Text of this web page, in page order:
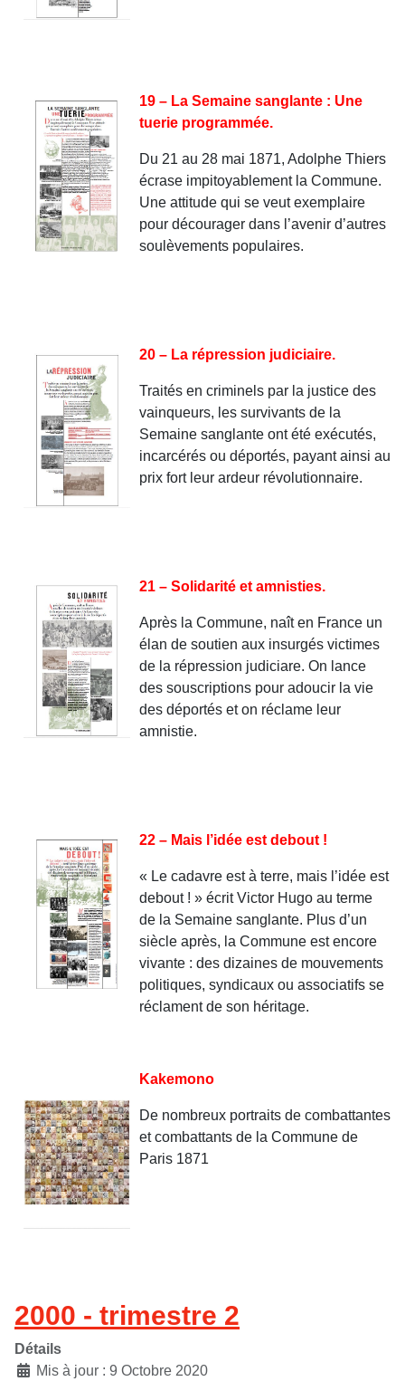
19 – La Semaine sanglante : Une
tuerie programmée.
Du 21 au 28 mai 1871, Adolphe Thiers
écrase impitoyablement la Commune.
Une attitude qui se veut exemplaire
pour décourager dans l’avenir d’autres
soulèvements populaires.
20 – La répression judiciaire.
Traités en criminels par la justice des
vainqueurs, les survivants de la
Semaine sanglante ont été exécutés,
incarcérés ou déportés, payant ainsi au
prix fort leur ardeur révolutionnaire.
21 – Solidarité et amnisties.
Après la Commune, naît en France un
élan de soutien aux insurgés victimes
de la répression judiciare. On lance
des souscriptions pour adoucir la vie
des déportés et on réclame leur
amnistie.
22 – Mais l’idée est debout !
« Le cadavre est à terre, mais l’idée est
debout ! » écrit Victor Hugo au terme
de la Semaine sanglante. Plus d’un
siècle après, la Commune est encore
vivante : des dizaines de mouvements
politiques, syndicaux ou associatifs se
réclament de son héritage.
Kakemono
De nombreux portraits de combattantes
et combattants de la Commune de
Paris 1871
2000 - trimestre 2
Détails
Mis à jour : 9 Octobre 2020